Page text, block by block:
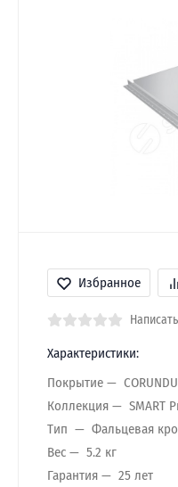
Избранное
Характеристики:
Покрытие
Коллекция
SMART
Тип
Фальцевая
Вес
5.2 кг
Гарантия
25 лет